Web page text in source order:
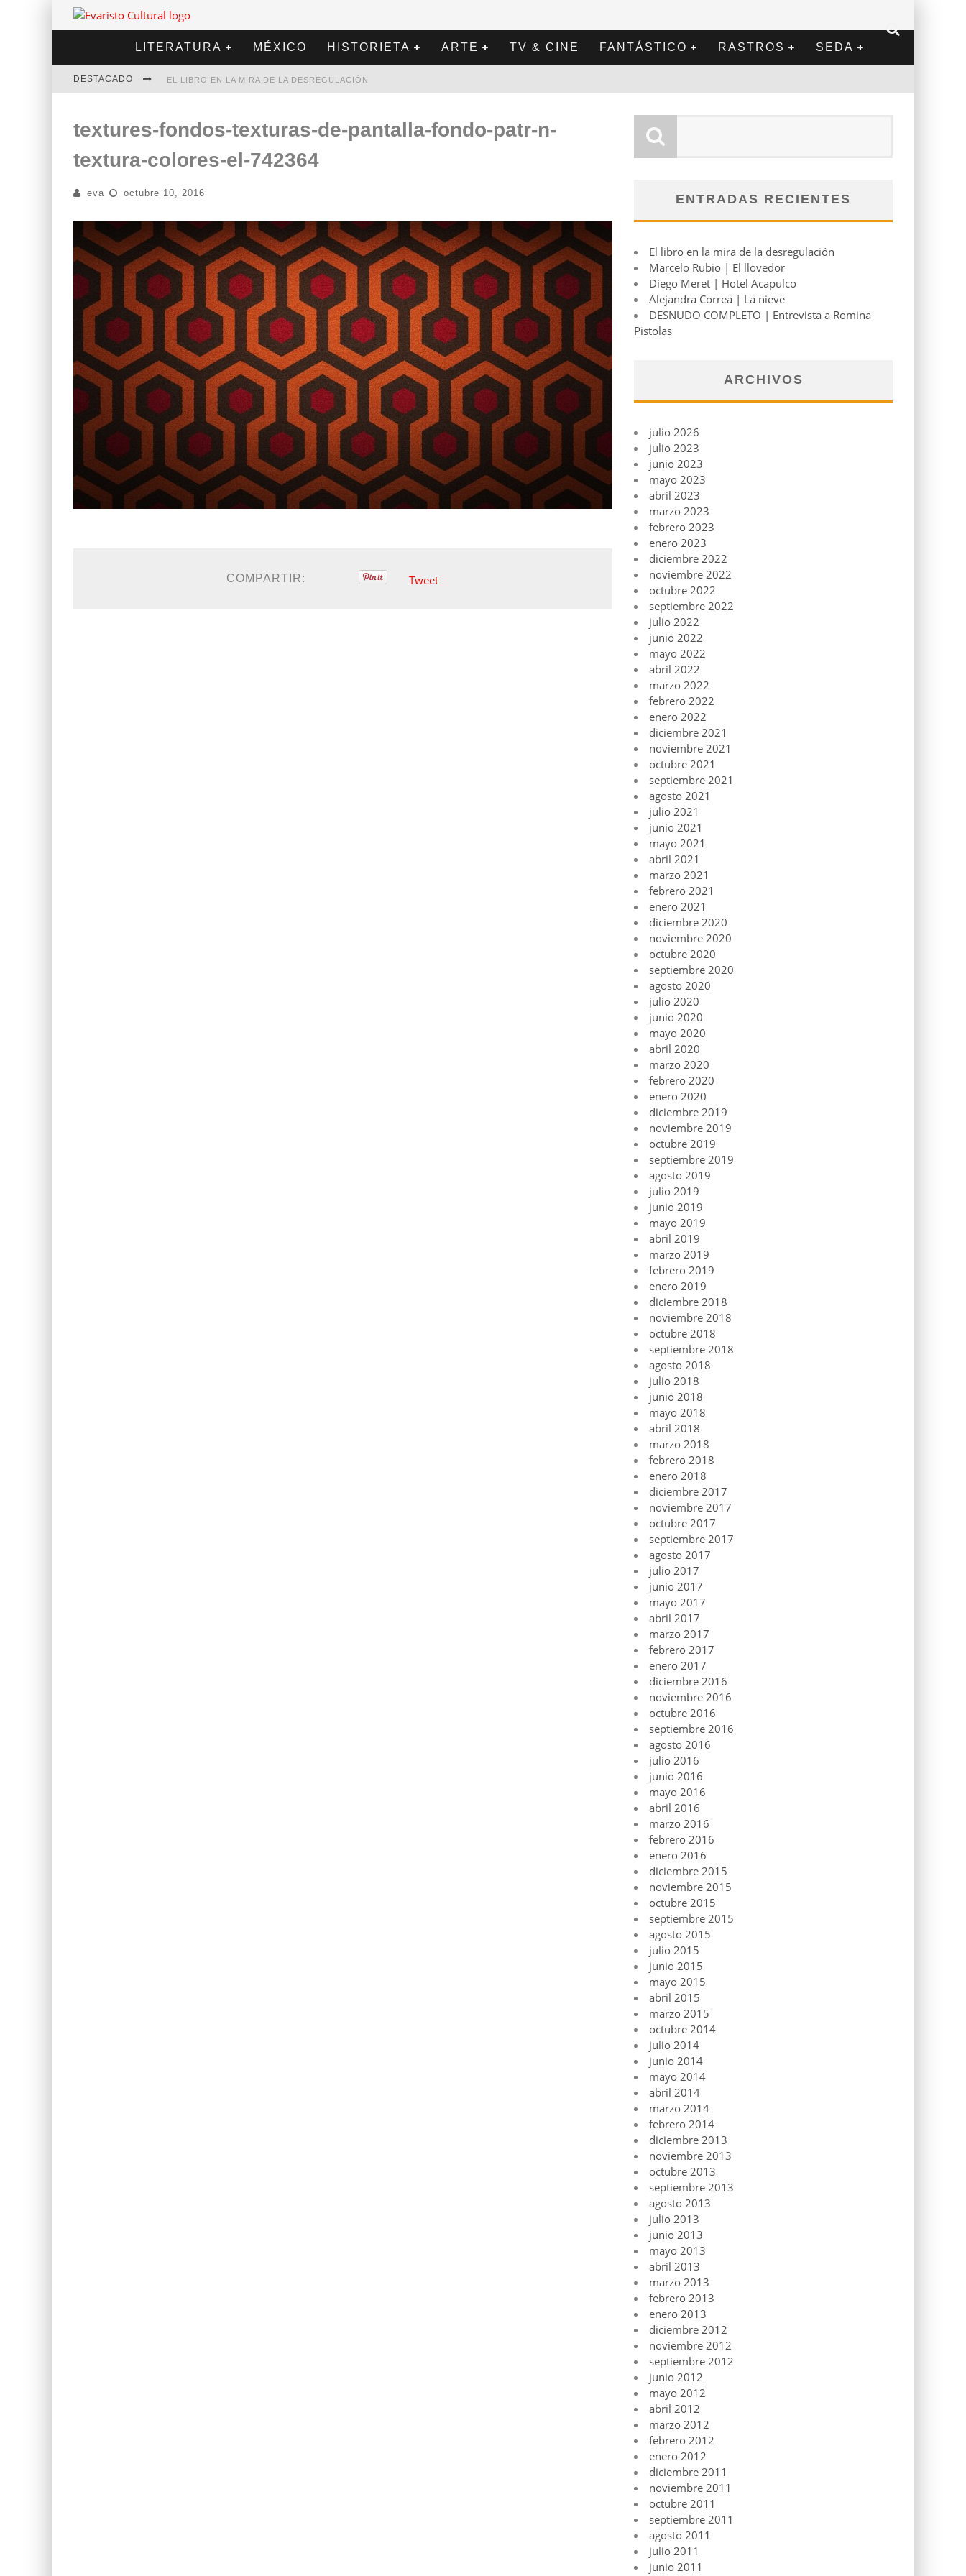
LITERATURA MÉXICO HISTORIETA ARTE TV & CINE FANTÁSTICO RASTROS SEDA
DESTACADO EL LIBRO EN LA MIRA DE LA DESREGULACIÓN
DIEGO MERET | HOTEL ACAPULCO
ALEJANDRA CORREA | LA NIEVE
textures-fondos-texturas-de-pantalla-fondo-patr-n-
textura-colores-el-742364
eva octubre 10, 2016
COMPARTIR: Tweet
ENTRADAS RECIENTES
El libro en la mira de la desregulación
Marcelo Rubio | El llovedor
Diego Meret | Hotel Acapulco
Alejandra Correa | La nieve
DESNUDO COMPLETO | Entrevista a Romina
Pistolas
ARCHIVOS
julio 2026
julio 2023
junio 2023
mayo 2023
abril 2023
marzo 2023
febrero 2023
enero 2023
diciembre 2022
noviembre 2022
octubre 2022
septiembre 2022
julio 2022
junio 2022
mayo 2022
abril 2022
marzo 2022
febrero 2022
enero 2022
diciembre 2021
noviembre 2021
octubre 2021
septiembre 2021
agosto 2021
julio 2021
junio 2021
mayo 2021
abril 2021
marzo 2021
febrero 2021
enero 2021
diciembre 2020
noviembre 2020
octubre 2020
septiembre 2020
agosto 2020
julio 2020
junio 2020
mayo 2020
abril 2020
marzo 2020
febrero 2020
enero 2020
diciembre 2019
noviembre 2019
octubre 2019
septiembre 2019
agosto 2019
julio 2019
junio 2019
mayo 2019
abril 2019
marzo 2019
febrero 2019
enero 2019
diciembre 2018
noviembre 2018
octubre 2018
septiembre 2018
agosto 2018
julio 2018
junio 2018
mayo 2018
abril 2018
marzo 2018
febrero 2018
enero 2018
diciembre 2017
noviembre 2017
octubre 2017
septiembre 2017
agosto 2017
julio 2017
junio 2017
mayo 2017
abril 2017
marzo 2017
febrero 2017
enero 2017
diciembre 2016
noviembre 2016
octubre 2016
septiembre 2016
agosto 2016
julio 2016
junio 2016
mayo 2016
abril 2016
marzo 2016
febrero 2016
enero 2016
diciembre 2015
noviembre 2015
octubre 2015
septiembre 2015
agosto 2015
julio 2015
junio 2015
mayo 2015
abril 2015
marzo 2015
octubre 2014
julio 2014
junio 2014
mayo 2014
abril 2014
marzo 2014
febrero 2014
diciembre 2013
noviembre 2013
octubre 2013
septiembre 2013
agosto 2013
julio 2013
junio 2013
mayo 2013
abril 2013
marzo 2013
febrero 2013
enero 2013
diciembre 2012
noviembre 2012
septiembre 2012
junio 2012
mayo 2012
abril 2012
marzo 2012
febrero 2012
enero 2012
diciembre 2011
noviembre 2011
octubre 2011
septiembre 2011
agosto 2011
julio 2011
junio 2011